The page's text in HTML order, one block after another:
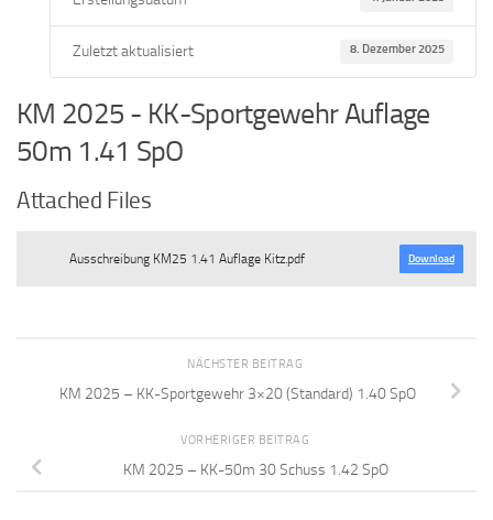
Zuletzt aktualisiert 8. Dezember 2025
KM 2025 - KK-Sportgewehr Auflage
50m 1.41 SpO
Attached Files
Ausschreibung KM25 1.41 Auflage Kitz.pdf Download
NÄCHSTER BEITRAG
KM 2025 – KK-Sportgewehr 3×20 (Standard) 1.40 SpO
VORHERIGER BEITRAG
KM 2025 – KK-50m 30 Schuss 1.42 SpO